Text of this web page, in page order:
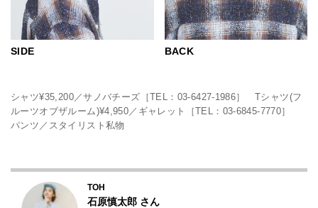
SIDE BACK
シャツ¥35,200／サノバチーズ［TEL：03-6427-1986］ Tシャツ(フ
ルーツオブザルーム)¥4,950／ギャレット［TEL：03-6845-7770］
パンツ／スタイリスト私物
TOH
石原慎太郎 さん